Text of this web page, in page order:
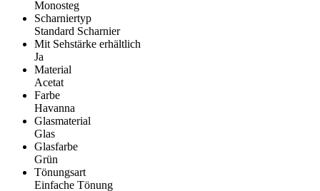
Monosteg
Scharniertyp
Standard Scharnier
Mit Sehstärke erhältlich
Ja
Material
Acetat
Farbe
Havanna
Glasmaterial
Glas
Glasfarbe
Grün
Tönungsart
Einfache Tönung